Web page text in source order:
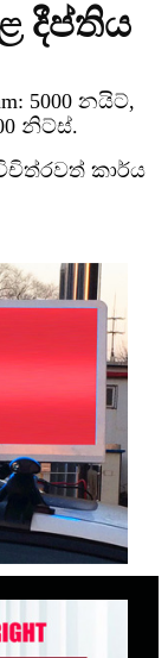
දීප්තිය
5000 නයිට්,
නිට්ස්.
කාර්ය